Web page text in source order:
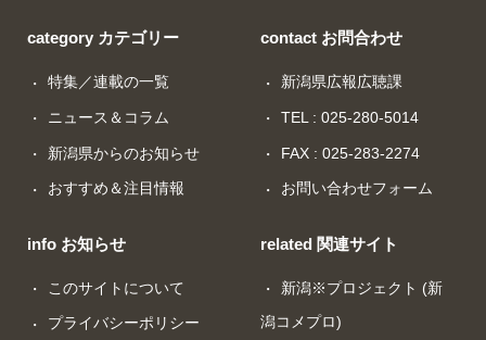
category カテゴリー
特集／連載の一覧
ニュース＆コラム
新潟県からのお知らせ
おすすめ＆注目情報
info お知らせ
このサイトについて
プライバシーポリシー
contact お問合わせ
新潟県広報広聴課
TEL : 025-280-5014
FAX : 025-283-2274
お問い合わせフォーム
related 関連サイト
新潟※プロジェクト (新
潟コメプロ)